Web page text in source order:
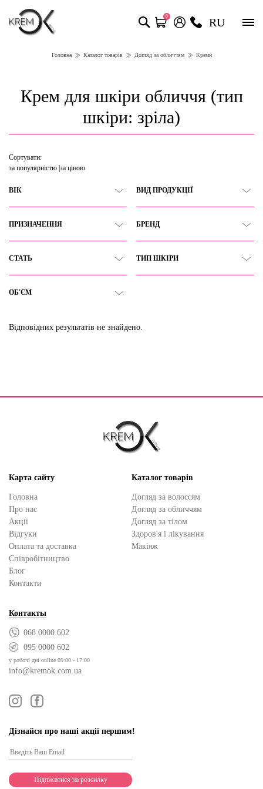
0 RU
Головна Каталог товарів Догляд за обличчям Креми
Крем для шкіри обличчя (тип
шкіри: зріла)
Сортувати:
за популярністю за ціною
ВІК ВИД ПРОДУКЦІЇ
ПРИЗНАЧЕННЯ БРЕНД
СТАТЬ ТИП ШКІРИ
ОБ'ЄМ
Відповідних результатів не знайдено.
Карта сайту
Головна
Про нас
Акції
Відгуки
Оплата та доставка
Cпівробітництво
Блог
Контакти
Каталог товарів
Догляд за волоссям
Догляд за обличчям
Догляд за тілом
Здоров'я і лікування
Макіяж
Контакты
068 0000 602
095 0000 602
у робочі дні online 09:00 - 17:00
info@kremok.com.ua
Дізнайся про наші акції першим!